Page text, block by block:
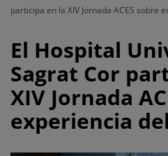
participa en la XIV Jornada ACES sobre
El
Hospital
Universitari
Sagrat
Cor
El Hospital
Sagrat Cor
XIV Jornada
experiencia